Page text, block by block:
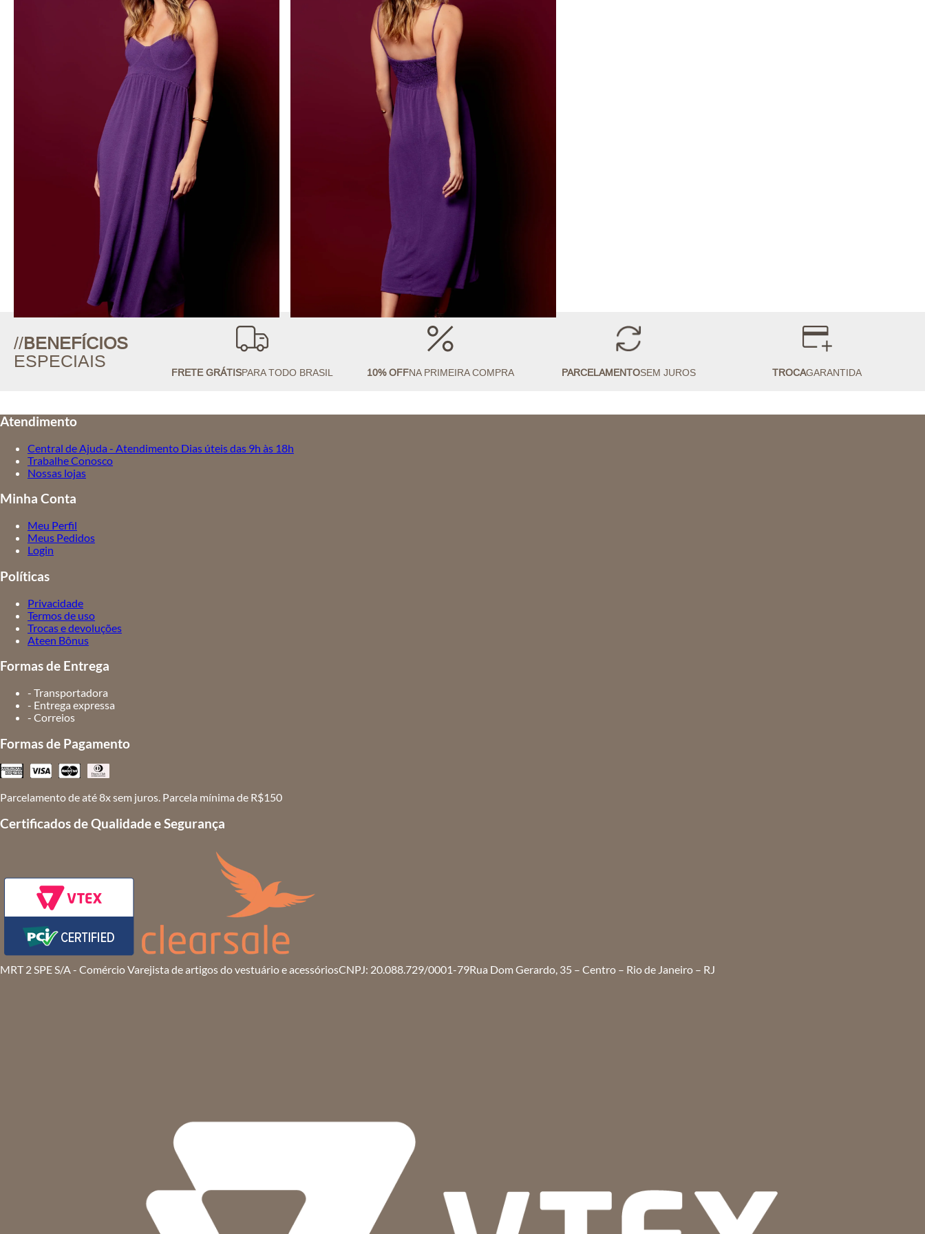
//BENEFÍCIOS
ESPECIAIS
FRETE GRÁTISPARA TODO BRASIL 10% OFFNA PRIMEIRA COMPRA PARCELAMENTOSEM JUROS TROCAGARANTIDA
Atendimento
Central de Ajuda - Atendimento Dias úteis das 9h às 18h
Trabalhe Conosco
Nossas lojas
Minha Conta
Meu Perfil
Meus Pedidos
Login
Políticas
Privacidade
Termos de uso
Trocas e devoluções
Ateen Bônus
Formas de Entrega
- Transportadora
- Entrega expressa
- Correios
Formas de Pagamento
Parcelamento de até 8x sem juros. Parcela mínima de R$150
Certificados de Qualidade e Segurança
MRT 2 SPE S/A - Comércio Varejista de artigos do vestuário e acessóriosCNPJ: 20.088.729/0001-79Rua Dom Gerardo, 35 – Centro – Rio de Janeiro – RJ